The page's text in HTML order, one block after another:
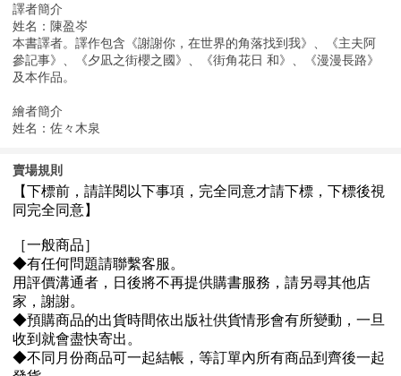
譯者簡介
姓名：陳盈岑
本書譯者。譯作包含《謝謝你，在世界的角落找到我》、《主夫阿
參記事》、《夕凪之街櫻之國》、《街角花日 和》、《漫漫長路》
及本作品。
繪者簡介
姓名：佐々木泉
賣場規則